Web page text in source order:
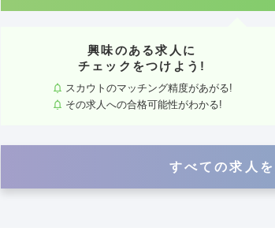
興味のある求人に
チェックをつけよう!
スカウトのマッチング精度があがる!
その求人への合格可能性がわかる!
すべての求人